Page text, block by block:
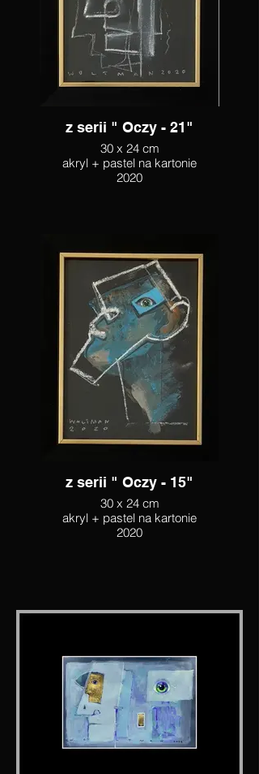
z serii " Oczy - 21"
30 x 24 cm
akryl + pastel na kartonie
2020
z serii " Oczy - 15"
30 x 24 cm
akryl + pastel na kartonie
2020